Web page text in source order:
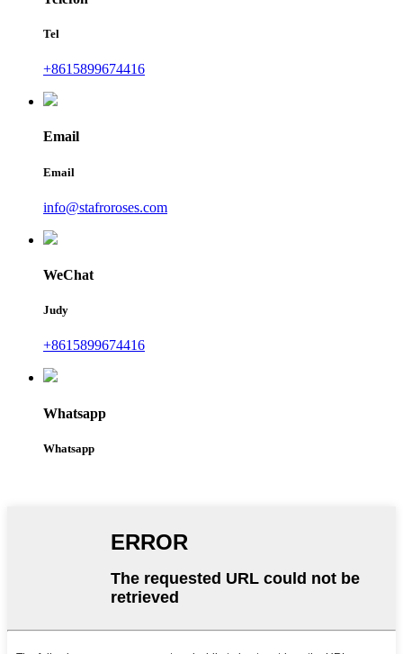
Tel
+8615899674416
Email
Email
info@stafroroses.com
WeChat
Judy
+8615899674416
Whatsapp
Whatsapp